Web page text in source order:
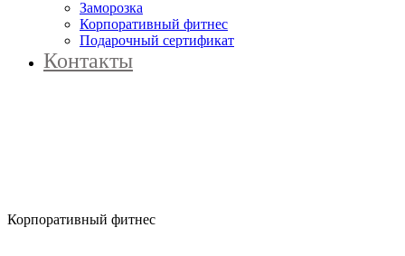
Заморозка
Корпоративный фитнес
Подарочный сертификат
Контакты
Корпоративный фитнес